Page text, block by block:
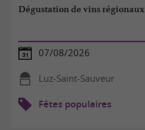
Dégustation de vins régionaux
07/08/2026
Luz-Saint-Sauveur
Fêtes populaires